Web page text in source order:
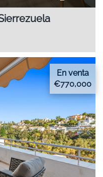
En venta
€770,000